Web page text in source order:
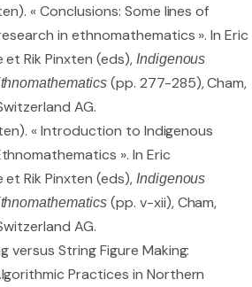
« Conclusions: Some lines of
in ethnomathematics ». In Eric
Rik Pinxten (eds), Indigenous
(pp. 277-285), Cham,
AG.
« Introduction to Indigenous
». In Eric
Rik Pinxten (eds), Indigenous
(pp. v-xii), Cham,
AG.
versus String Figure Making:
Practices in Northern